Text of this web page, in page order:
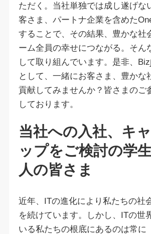
ただく。当社単独では成し遂げな
客さま、パートナ企業を含めた
することで、その結果、豊かな社
ーム全員の幸せにつながる。そん
して取り組んでいます。是非、
として、一緒にお客さま、豊かな
貢献してみませんか？皆さまのご
しております。
当社への入社、キ
ップをご検討の学
人の皆さま
近年、ITの進化により私たちの社
を続けています。しかし、ITの世
いる私たちの根底にあるのは常に